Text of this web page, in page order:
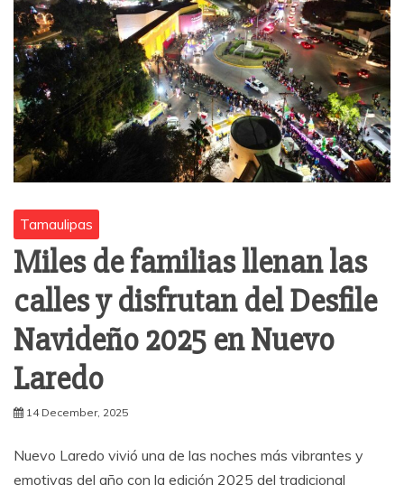
Tamaulipas
Miles de familias llenan las
calles y disfrutan del Desfile
Navideño 2025 en Nuevo
Laredo
14 December, 2025
Nuevo Laredo vivió una de las noches más vibrantes y
emotivas del año con la edición 2025 del tradicional